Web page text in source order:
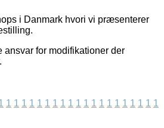
i Danmark hvori vi præsenterer
for modifikationer der
1 1 1 1 1 1 1 1 1 1 1 1 1 1 1 1 1 1 1 1